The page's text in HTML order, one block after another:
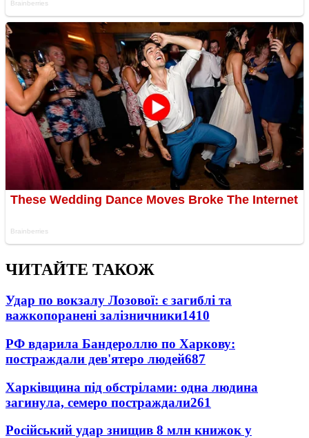
ЧИТАЙТЕ ТАКОЖ
Удар по вокзалу Лозової: є загиблі та
важкопоранені залізничники1410
РФ вдарила Бандероллю по Харкову:
постраждали дев'ятеро людей687
Харківщина під обстрілами: одна людина
загинула, семеро постраждали261
Російський удар знищив 8 млн книжок у